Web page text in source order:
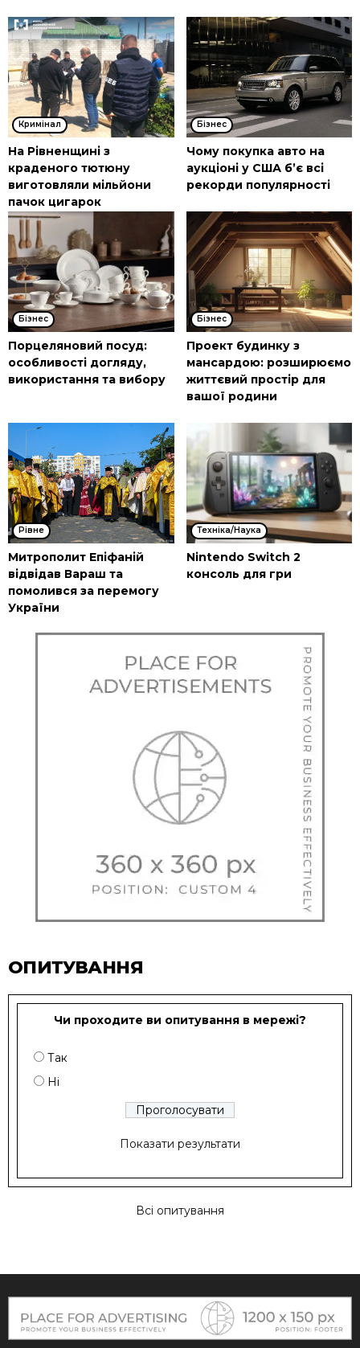
Кримінал
На Рівненщині з
краденого тютюну
виготовляли мільйони
пачок цигарок
Бізнес
Чому покупка авто на
аукціоні у США б’є всі
рекорди популярності
Бізнес
Порцеляновий посуд:
особливості догляду,
використання та вибору
Бізнес
Проект будинку з
мансардою: розширюємо
життєвий простір для
вашої родини
Рівне
Митрополит Епіфаній
відвідав Вараш та
помолився за перемогу
України
Техніка/Наука
Nintendo Switch 2
консоль для гри
ОПИТУВАННЯ
Чи проходите ви опитування в мережі?
Так
Ні
Показати результати
Всі опитування